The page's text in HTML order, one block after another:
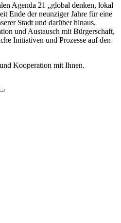
Agenda 21 „global denken, lokal
Ende der neunziger Jahre für eine
Stadt und darüber hinaus.
und Austausch mit Bürgerschaft,
Initiativen und Prozesse auf den
Kooperation mit Ihnen.